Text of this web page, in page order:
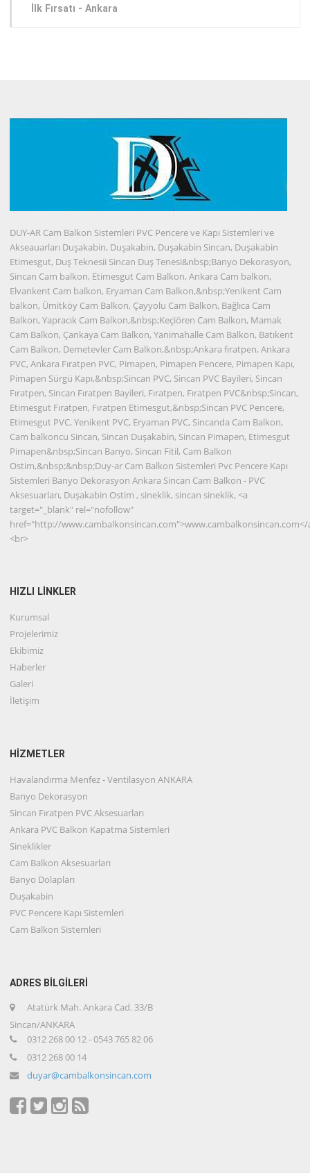
İlk Fırsatı - Ankara
DUY-AR Cam Balkon Sistemleri PVC Pencere ve Kapı Sistemleri ve
Akseauarları Duşakabin, Duşakabin, Duşakabin Sincan, Duşakabin
Etimesgut, Duş Teknesii Sincan Duş Tenesi&nbsp;Banyo Dekorasyon,
Sincan Cam balkon, Etimesgut Cam Balkon, Ankara Cam balkon,
Elvankent Cam balkon, Eryaman Cam Balkon,&nbsp;Yenikent Cam
balkon, Ümitköy Cam Balkon, Çayyolu Cam Balkon, Bağlıca Cam
Balkon, Yapracık Cam Balkon,&nbsp;Keçiören Cam Balkon, Mamak
Cam Balkon, Çankaya Cam Balkon, Yanimahalle Cam Balkon, Batıkent
Cam Balkon, Demetevler Cam Balkon,&nbsp;Ankara fıratpen, Ankara
PVC, Ankara Fıratpen PVC, Pimapen, Pimapen Pencere, Pimapen Kapı,
Pimapen Sürgü Kapı,&nbsp;Sincan PVC, Sincan PVC Bayileri, Sincan
Fıratpen, Sincan Fıratpen Bayileri, Fıratpen, Fıratpen PVC&nbsp;Sincan,
Etimesgut Fıratpen, Fıratpen Etimesgut,&nbsp;Sincan PVC Pencere,
Etimesgut PVC, Yenikent PVC, Eryaman PVC, Sincanda Cam Balkon,
Cam balkoncu Sincan, Sincan Duşakabin, Sincan Pimapen, Etimesgut
Pimapen&nbsp;Sincan Banyo, Sincan Fitil, Cam Balkon
Ostim,&nbsp;&nbsp;Duy-ar Cam Balkon Sistemleri Pvc Pencere Kapı
Sistemleri Banyo Dekorasyon Ankara Sincan Cam Balkon - PVC
Aksesuarları, Duşakabin Ostim , sineklik, sincan sineklik, <a
target="_blank" rel="nofollow"
href="http://www.cambalkonsincan.com">www.cambalkonsincan.com</
<br>
HIZLI LİNKLER
Kurumsal
Projelerimiz
Ekibimiz
Haberler
Galeri
İletişim
HİZMETLER
Havalandırma Menfez - Ventilasyon ANKARA
Banyo Dekorasyon
Sincan Fıratpen PVC Aksesuarları
Ankara PVC Balkon Kapatma Sistemleri
Sineklikler
Cam Balkon Aksesuarları
Banyo Dolapları
Duşakabin
PVC Pencere Kapı Sistemleri
Cam Balkon Sistemleri
ADRES BİLGİLERİ
Atatürk Mah. Ankara Cad. 33/B
Sincan/ANKARA
0312 268 00 12 - 0543 765 82 06
0312 268 00 14
duyar@cambalkonsincan.com